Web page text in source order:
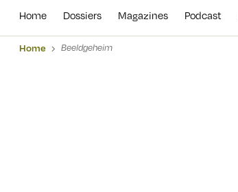
Home Dossiers Magazines Podcast
Home Beeldgeheim